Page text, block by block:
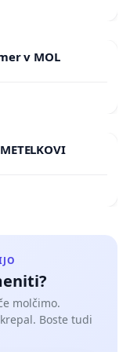
zdravstvene
lahko
že tako
in
še
ustanovili
in
presojal pri
javnih
zakona nalaga
v MOL
molčimo.
Boste tudi